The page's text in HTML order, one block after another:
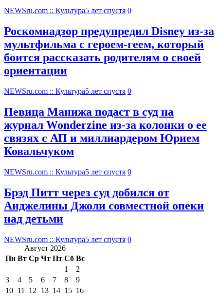
NEWSru.com :: Культура5 лет спустя 0
Роскомнадзор предупредил Disney из-за
мультфильма c героем-геем, который
боится рассказать родителям о своей
ориентации
NEWSru.com :: Культура5 лет спустя 0
Певица Манижа подаст в суд на
журнал Wonderzine из-за колонки о ее
связях с АП и миллиардером Юрием
Ковальчуком
NEWSru.com :: Культура5 лет спустя 0
Брэд Питт через суд добился от
Анджелины Джоли совместной опеки
над детьми
NEWSru.com :: Культура5 лет спустя 0
Август 2026
Пн Вт Ср Чт Пт Сб Вс
1
2
3
4 5 6 7 8
9
10 11 12 13 14 15 16